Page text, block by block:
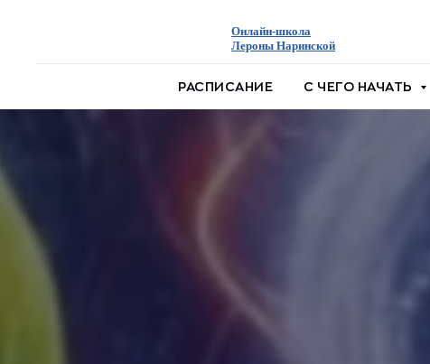
Онлайн-школа
Лероны Наринской
РАСПИСАНИЕ С ЧЕГО НАЧАТЬ